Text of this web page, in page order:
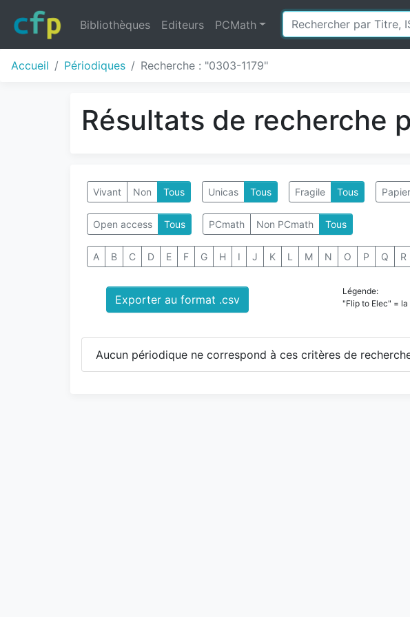
Bibliothèques Editeurs PCMath
Accueil Périodiques Recherche : "0303-1179"
Résultats de recherche
Vivant Non Tous Unicas Tous Fragile Tous Papier
Open access Tous PCmath Non PCmath Tous
A B C D E F G H I J K L M N O P Q R
Exporter au format .csv
Légende:
"Flip to Elec" =
Aucun périodique ne correspond à ces critères de